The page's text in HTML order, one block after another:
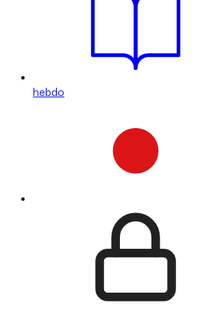
hebdo